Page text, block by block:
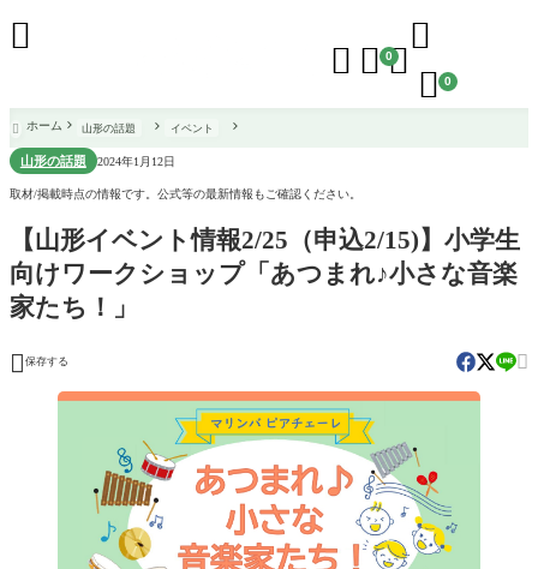
  0

 0

 ホーム 山形の話題 イベント
山形の話題 2024年1月12日
取材/掲載時点の情報です。公式等の最新情報もご確認ください。
【山形イベント情報2/25（申込2/15)】小学生
向けワークショップ「あつまれ♪小さな音楽
家たち！」
 保存する 